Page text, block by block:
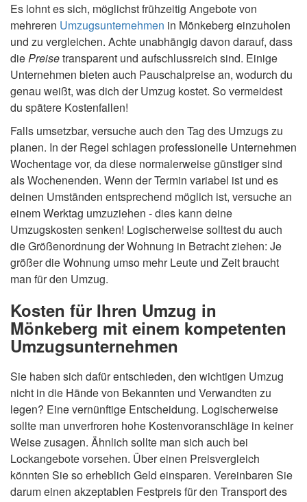
Es lohnt es sich, möglichst frühzeitig Angebote von
mehreren Umzugsunternehmen in Mönkeberg einzuholen
und zu vergleichen. Achte unabhängig davon darauf, dass
diePreisetransparent und aufschlussreich sind. Einige
Unternehmen bieten auch Pauschalpreise an, wodurch du
genau weißt, was dich der Umzug kostet. So vermeidest
du spätere Kostenfallen!
Falls umsetzbar, versuche auch den Tag des Umzugs zu
planen. In der Regel schlagen professionelle Unternehmen
Wochentage vor, da diese normalerweise günstiger sind
als Wochenenden. Wenn der Termin variabel ist und es
deinen Umständen entsprechend möglich ist, versuche an
einem Werktag umzuziehen - dies kann deine
Umzugskosten senken! Logischerweise solltest du auch
die Größenordnung der Wohnung in Betracht ziehen: Je
größer die Wohnung umso mehr Leute und Zeit braucht
man für den Umzug.
Kosten für Ihren Umzug in
Mönkeberg mit einem kompetenten
Umzugsunternehmen
Sie haben sich dafür entschieden, den wichtigen Umzug
nicht in die Hände von Bekannten und Verwandten zu
legen? Eine vernünftige Entscheidung. Logischerweise
sollte man unverfroren hohe Kostenvoranschläge in keiner
Weise zusagen. Ähnlich sollte man sich auch bei
Lockangebote vorsehen. Über einen Preisvergleich
könnten Sie so erheblich Geld einsparen. Vereinbaren Sie
darum einen akzeptablen Festpreis für den Transport des